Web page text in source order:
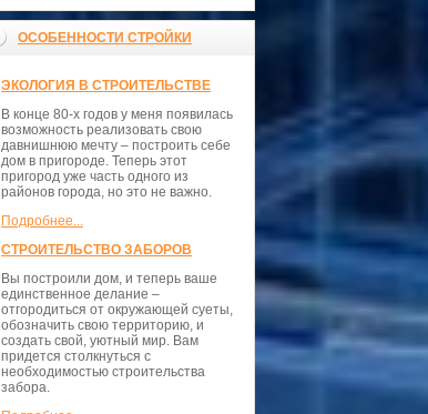
ОСОБЕННОСТИ СТРОЙКИ
ЭКОЛОГИЯ В СТРОИТЕЛЬСТВЕ
В конце 80-х годов у меня появилась
возможность реализовать свою
давнишнюю мечту – построить себе
дом в пригороде. Теперь этот
пригород уже часть одного из
районов города, но это не важно.
Подробнее...
СТРОИТЕЛЬСТВО ЗАБОРОВ
Вы построили дом, и теперь ваше
единственное делание –
отгородиться от окружающей суеты,
обозначить свою территорию, и
создать свой, уютный мир. Вам
придется столкнуться с
необходимостью строительства
забора.